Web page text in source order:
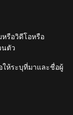
รือวิดีโอหรือ
นตัว
ห้ระบุที่มาและชื่อผู้